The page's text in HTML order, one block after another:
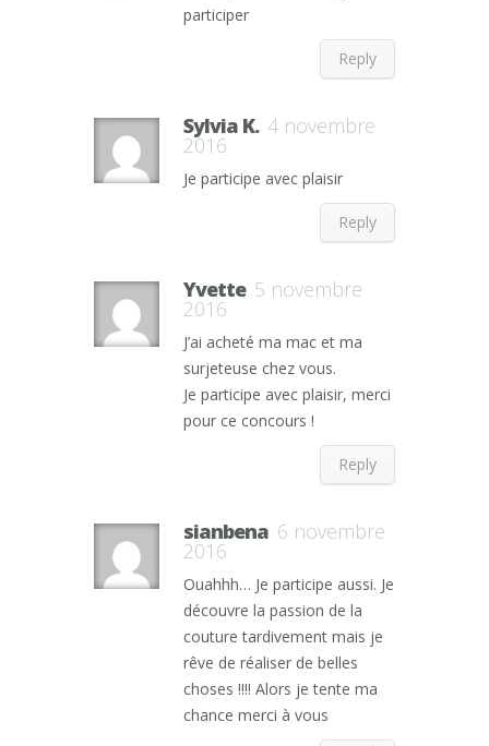
participer
Reply
Sylvia K. 4 novembre
2016
Je participe avec plaisir
Reply
Yvette 5 novembre
2016
J’ai acheté ma mac et ma
surjeteuse chez vous.
Je participe avec plaisir, merci
pour ce concours !
Reply
sianbena 6 novembre
2016
Ouahhh… Je participe aussi. Je
découvre la passion de la
couture tardivement mais je
rêve de réaliser de belles
choses !!!! Alors je tente ma
chance merci à vous